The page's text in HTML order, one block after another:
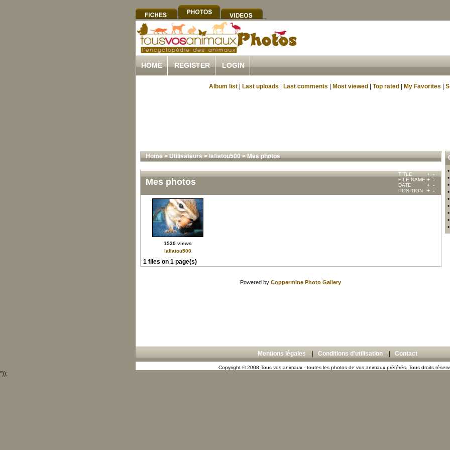
HOME REGISTER LOGIN
Album list Last uploads Last comments Most viewed Top rated My Favorites
Home>Utilisateurs>lafiatou500>Mes photos
Mes photos
TITLE + -
FILE NAME + -
DATE
+ -
POSITION
+ -
1530 views
lafiatou500
1 files on 1 page(s)
Powered by Coppermine Photo Gallery
•
•
•
•
Mentions légales Conditions d'utilisation Contact
Copyright © 2008 Tous vos animaux - toutes les photos de vos animaux préférés. Tous droits
"));